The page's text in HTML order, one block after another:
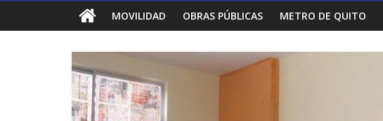
MOVILIDAD OBRAS PÚBLICAS METRO DE QUITO